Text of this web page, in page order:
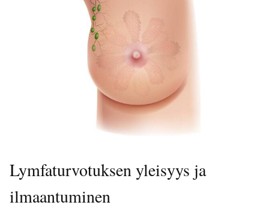
Lymfaturvotuksen yleisyys ja
ilmaantuminen